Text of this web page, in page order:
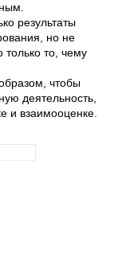
результаты
но не
то, чему
чтобы
деятельность,
и взаимооценке.